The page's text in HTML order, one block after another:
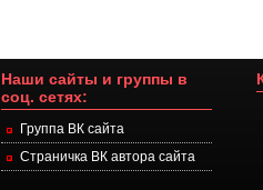
Наши сайты и группы в
соц. сетях:
Группа ВК сайта
Страничка ВК автора сайта